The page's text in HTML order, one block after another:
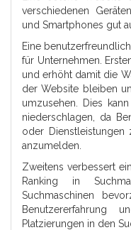
verschiedenen
und Smartphones gut
Eine
für Unternehmen.
und erhöht damit die
der Website bleiben
umzusehen. Dies
niederschlagen, da
oder
anzumelden.
Zweitens verbessert
Ranking in
Suchmaschinen
Benutzererfahrung
Platzierungen in den